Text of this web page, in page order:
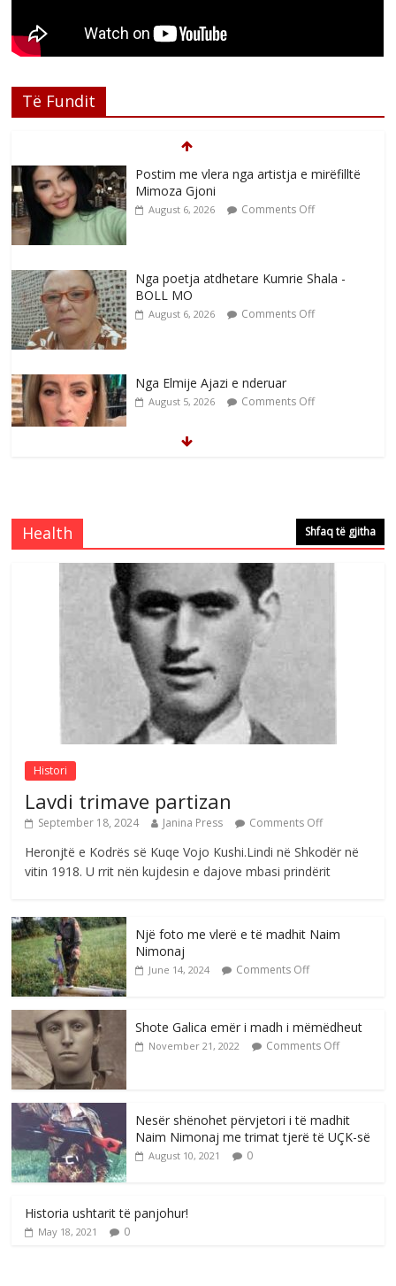
Të Fundit
Postim me vlera nga artistja e mirëfilltë
Mimoza Gjoni
August 6, 2026 Comments Off
Nga poetja atdhetare Kumrie Shala -
BOLL MO
August 6, 2026 Comments Off
Nga Elmije Ajazi e nderuar
August 5, 2026 Comments Off
Comments Off
Çlirimtari Mentor Mushkolaj nderohet
me mirenjohje nga Xhevdet Qeriqi Dega
e invalidëve në Fushë Kosovë
August 4, 2026 Comments Off
Sulm , pse të dua ty
August 8, 2026 Comments Off
Health Shfaq të gjitha
Histori
Lavdi trimave partizan
September 18, 2024 Janina Press Comments Off
Heronjtë e Kodrës së Kuqe Vojo Kushi.Lindi në Shkodër në
vitin 1918. U rrit nën kujdesin e dajove mbasi prindërit
Një foto me vlerë e të madhit Naim
Nimonaj
June 14, 2024 Comments Off
Shote Galica emër i madh i mëmëdheut
November 21, 2022 Comments Off
Nesër shënohet përvjetori i të madhit
Naim Nimonaj me trimat tjerë të UÇK-së
August 10, 2021 0
Historia ushtarit të panjohur!
May 18, 2021 0